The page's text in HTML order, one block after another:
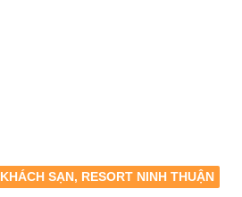
KHÁCH SẠN, RESORT NINH THUẬN